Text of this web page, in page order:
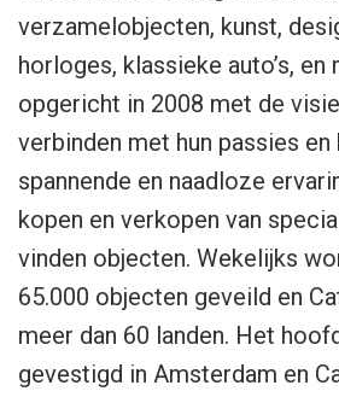
verzamelobjecten, kunst,
horloges, klassieke auto’s, en
opgericht in 2008 met de
verbinden met hun passies en
spannende en naadloze
kopen en verkopen van
vinden objecten. Wekelijks
65.000 objecten geveild en
meer dan 60 landen. Het
gevestigd in Amsterdam en